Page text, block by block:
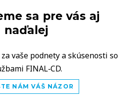
sa pre vás aj
naďalej
vaše podnety a skúsenosti so
FINAL‑CD.
NÁM VÁŠ NÁZOR